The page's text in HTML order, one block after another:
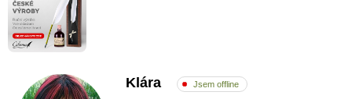
Klára Jsem offline